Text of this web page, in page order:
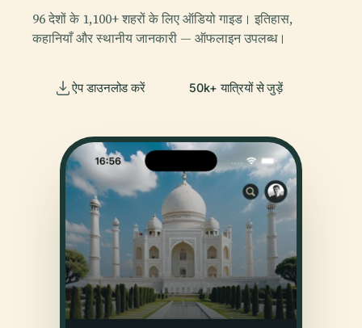
96 देशों के 1,100+ शहरों के लिए ऑडियो गाइड। इतिहास,
कहानियाँ और स्थानीय जानकारी — ऑफलाइन उपलब्ध।
ऐप डाउनलोड करें 50k+ यात्रियों से जुड़ें